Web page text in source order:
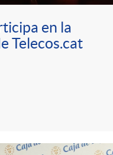
en la
Telecos.cat